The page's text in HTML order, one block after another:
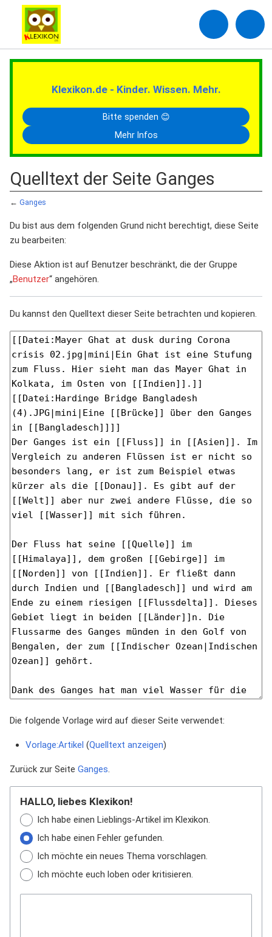
Klexikon.de - Kinder. Wissen. Mehr.
Bitte spenden 😊
Mehr Infos
Quelltext der Seite Ganges
← Ganges
Du bist aus dem folgenden Grund nicht berechtigt, diese Seite
zu bearbeiten:
Diese Aktion ist auf Benutzer beschränkt, die der Gruppe
„Benutzer“ angehören.
Du kannst den Quelltext dieser Seite betrachten und kopieren.
Die folgende Vorlage wird auf dieser Seite verwendet:
Vorlage:Artikel (Quelltext anzeigen)
Zurück zur Seite Ganges.
HALLO, liebes Klexikon!
Ich habe einen Lieblings-Artikel im Klexikon.
Ich habe einen Fehler gefunden.
Ich möchte ein neues Thema vorschlagen.
Ich möchte euch loben oder kritisieren.